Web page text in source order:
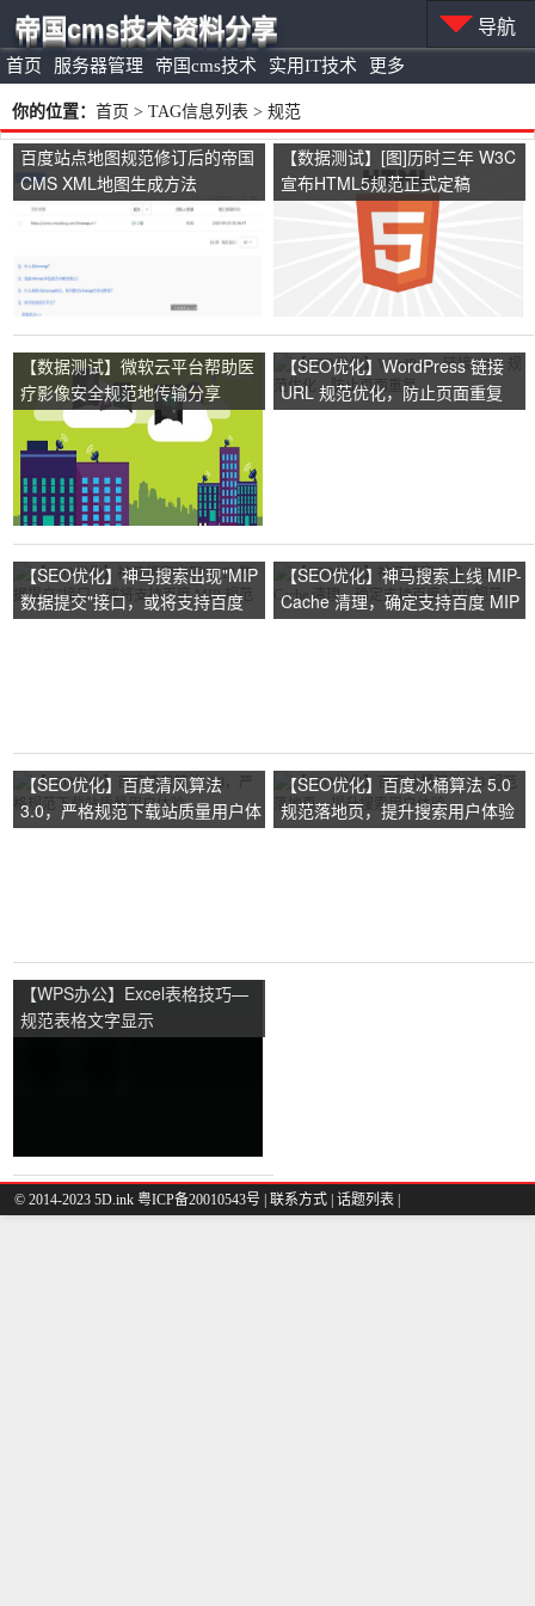
首页 服务器管理 帝国cms技术 实用IT技术 更多
帝国cms技术资料分享 导航
你的位置： 首页 > TAG信息列表 > 规范
百度站点地图规范修订后的帝国
CMS XML地图生成方法
【数据测试】[图]历时三年 W3C
宣布HTML5规范正式定稿
【数据测试】微软云平台帮助医
疗影像安全规范地传输分享
【SEO优化】WordPress 链接
URL 规范优化，防止页面重复
【SEO优化】神马搜索出现"MIP
数据提交"接口，或将支持百度
【SEO优化】神马搜索上线 MIP-
Cache 清理，确定支持百度 MIP
【SEO优化】百度清风算法
3.0，严格规范下载站质量用户体
【SEO优化】百度冰桶算法 5.0
规范落地页，提升搜索用户体验
【WPS办公】Excel表格技巧—
规范表格文字显示
© 2014-2023 5D.ink 粤ICP备20010543号 | 联系方式 | 话题列表 |